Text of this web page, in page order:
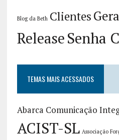
Blog da Beth Clientes
ReleaseSenha
TEMAS MAIS ACESSADOS
Abarca Comunicação
ACIST-SL Associação